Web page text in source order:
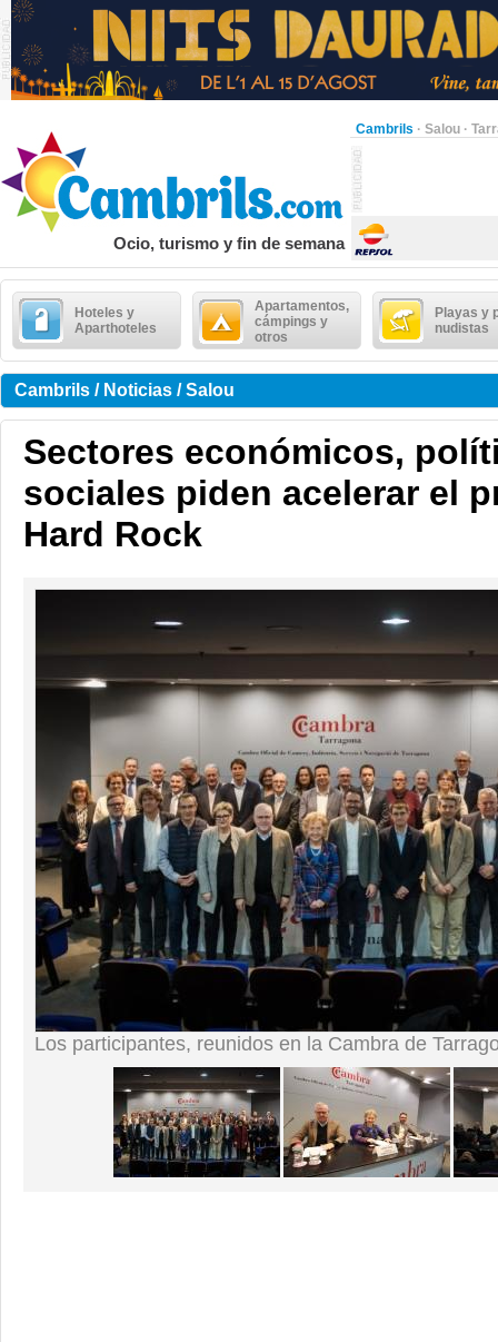
Cambrils · Salou ·
Ocio, turismo y fin de semana
Hoteles y
Aparthoteles
Apartamentos,
cámpings y
otros
Playas y
nudistas
Cambrils / Noticias / Salou
Sectores económicos,
sociales piden acelerar el
Hard Rock
Los participantes, reunidos en la Cambra de